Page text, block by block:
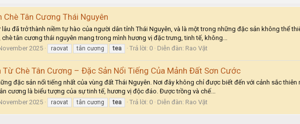
Chè Tân Cương Thái Nguyên
lâu đã trở thành niềm tự hào của người dân tỉnh Thái Nguyên, và là một trong những đặc sản không thể
tân cương thái nguyên mang trong mình hương vị đặc trưng, tinh tế, không...
2025 raovat tân cương tea Trả lời: 0 Diễn đàn: Rao Vặt
Từ Chè Tân Cương – Đặc Sản Nổi Tiếng Của Mảnh Đất Sơn Cước
đặc sản nổi tiếng nhất của vùng đất Thái Nguyên. Nơi đây không chỉ được biết đến với cảnh sắc
cương là biểu tượng của sự tinh tế, hương vị độc đáo. Được trồng và chế...
2025 raovat tân cương tea Trả lời: 0 Diễn đàn: Rao Vặt